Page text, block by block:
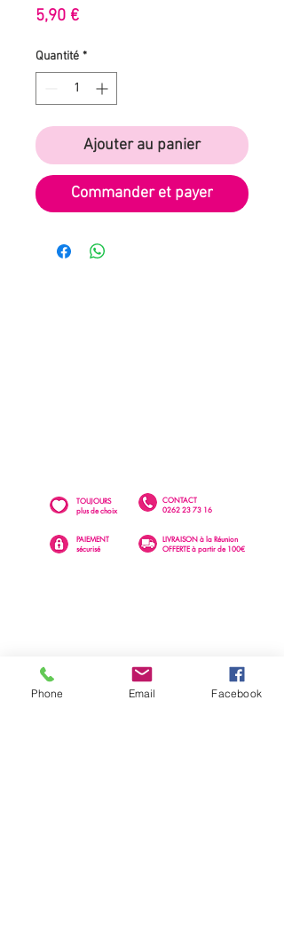
5,90 €Prix
Quantité *
Ajouter au panier
Commander et payer
CONTACT
0262 23 73 16
TOUJOURS
plus de choix
PAIEMENT
sécurisé
LIVRAISON à la Réunion
OFFERTE à partir de 100€
Phone Email Facebook